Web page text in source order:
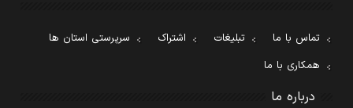
تماس با ما تبلیغات اشتراک
سرپرستی استان ها
همکاری با ما
درباره ما